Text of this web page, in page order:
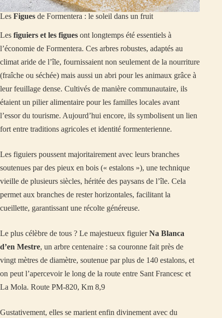
Les Figues de Formentera : le soleil dans un fruit
Les figuiers et les figues ont longtemps été essentiels à
l’économie de Formentera. Ces arbres robustes, adaptés au
climat aride de l’île, fournissaient non seulement de la nourriture
(fraîche ou séchée) mais aussi un abri pour les animaux grâce à
leur feuillage dense. Cultivés de manière communautaire, ils
étaient un pilier alimentaire pour les familles locales avant
l’essor du tourisme. Aujourd’hui encore, ils symbolisent un lien
fort entre traditions agricoles et identité formenterienne.
Les figuiers poussent majoritairement avec leurs branches
soutenues par des pieux en bois (« estalons »), une technique
vieille de plusieurs siècles, héritée des paysans de l’île. Cela
permet aux branches de rester horizontales, facilitant la
cueillette, garantissant une récolte généreuse.
Le plus célèbre de tous ? Le majestueux figuierNa Blanca
d’en Mestre, un arbre centenaire : sa couronne fait près de
vingt mètres de diamètre, soutenue par plus de 140 estalons, et
on peut l’apercevoir le long de la route entre Sant Francesc et
La Mola. Route PM-820, Km 8,9
Gustativement, elles se marient enfin divinement avec du